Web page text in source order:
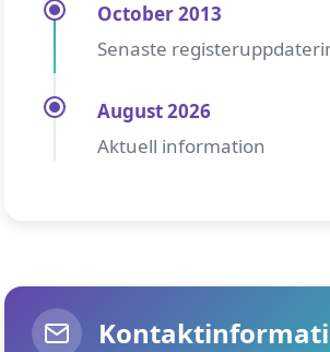
October 2013
Senaste
August 2026
Aktuell information